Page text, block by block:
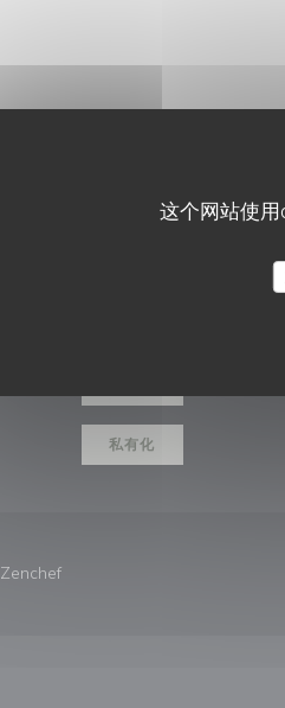
这个网站使用
私有化
Zenchef((在新窗口中打开))